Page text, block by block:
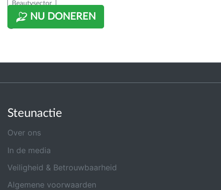
NU DONEREN
Beautysector
Misbruik melden
Steunactie
Over ons
In de media
Veiligheid & Betrouwbaarheid
Algemene voorwaarden